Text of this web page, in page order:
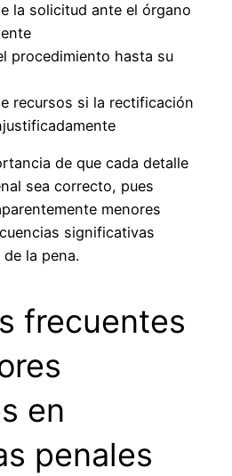
la solicitud ante el órgano
procedimiento hasta su
recursos si la rectificación
de que cada detalle
sea correcto, pues
menores
significativas
la pena.
frecuentes
en
penales